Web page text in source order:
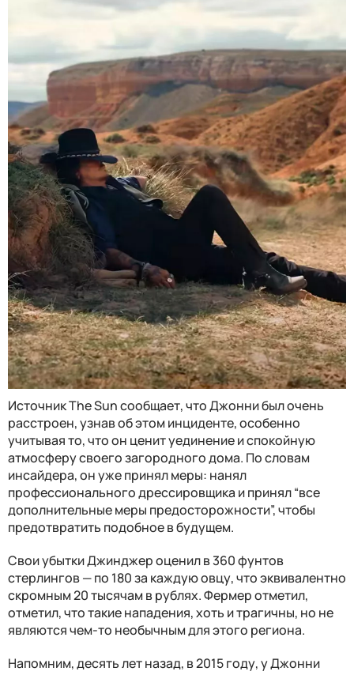
Источник The Sun сообщает, что Джонни был очень
расстроен, узнав об этом инциденте, особенно
учитывая то, что он ценит уединение и спокойную
атмосферу своего загородного дома. По словам
инсайдера, он уже принял меры: нанял
профессионального дрессировщика и принял “все
дополнительные меры предосторожности”, чтобы
предотвратить подобное в будущем.
Свои убытки Джинджер оценил в 360 фунтов
стерлингов — по 180 за каждую овцу, что эквивалентно
скромным 20 тысячам в рублях. Фермер отметил,
отметил, что такие нападения, хоть и трагичны, но не
являются чем-то необычным для этого региона.
Напомним, десять лет назад, в 2015 году, у Джонни